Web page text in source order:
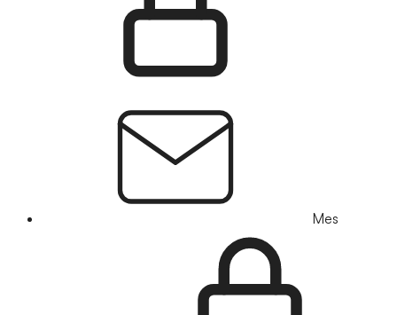
Mes